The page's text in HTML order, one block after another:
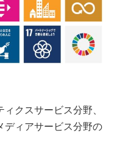
クスサービス分野、
ディアサービス分野の